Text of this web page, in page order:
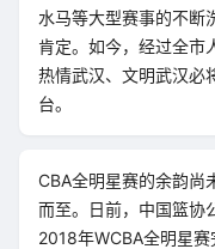
水马等大型赛事的不断
肯定。如今，经过全市
热情武汉、文明武汉必
台。
CBA全明星赛的余韵尚
而至。日前，中国篮协
2018年WCBA全明星赛